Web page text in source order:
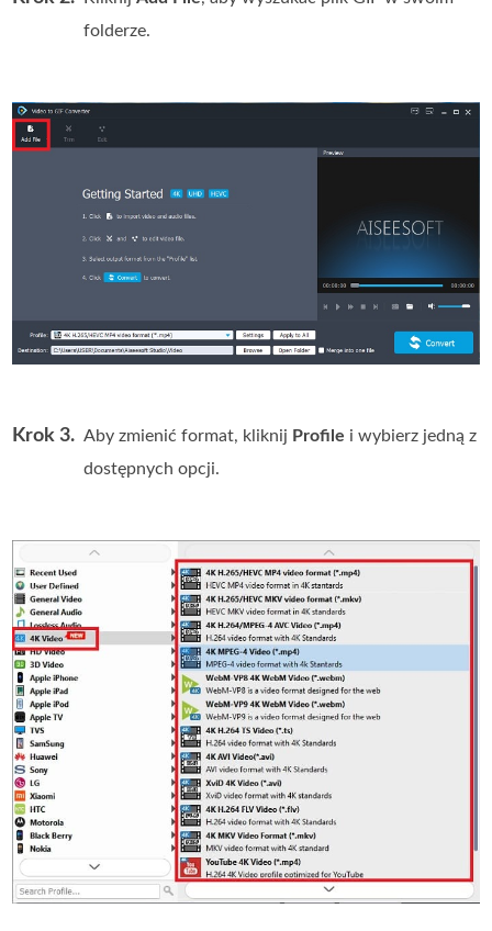
folderze.
Krok 3. Aby zmienić format, kliknij Profile i wybierz jedną z
dostępnych opcji.